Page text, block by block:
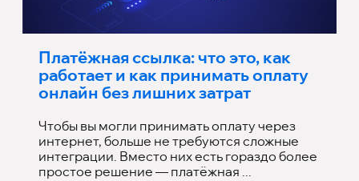
Платёжная ссылка: что это, как
работает и как принимать оплату
онлайн без лишних затрат
Чтобы вы могли принимать оплату через
интернет, больше не требуются сложные
интеграции. Вместо них есть гораздо более
простое решение — платёжная ...